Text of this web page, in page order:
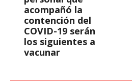
acompañó la
contención del
COVID-19 serán
los siguientes a
vacunar